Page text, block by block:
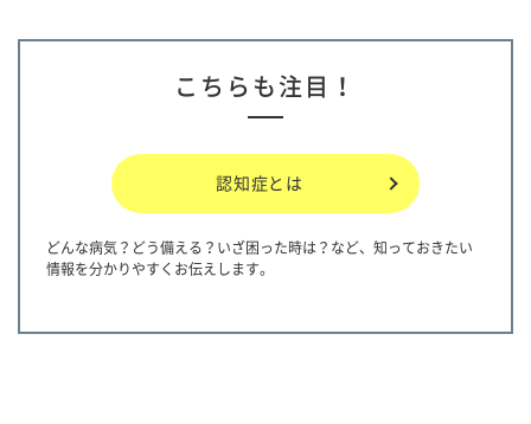
こちらも注目！
認知症とは
どんな病気？どう備える？いざ困った時は？など、知っておきたい
情報を分かりやすくお伝えします。